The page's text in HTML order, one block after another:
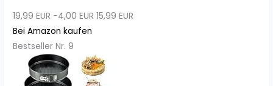
19,99 EUR −4,00 EUR 15,99 EUR
Bei Amazon kaufen
Bestseller Nr. 9